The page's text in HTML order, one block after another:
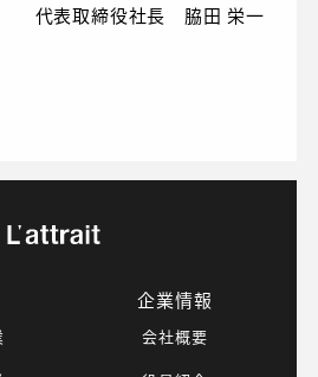
代表取締役社長 脇田 栄一
企業情報
会社概要